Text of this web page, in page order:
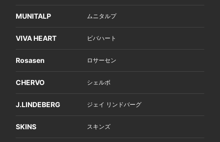
MUNITALP ムニタルプ
VIVA HEART ビバハート
Rosasen ロサーセン
CHERVO シェルボ
J.LINDEBERG ジェイ リンドバーグ
SKINS スキンズ